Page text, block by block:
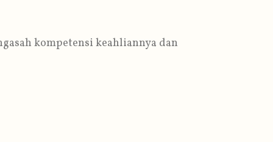
kompetensi keahliannya dan